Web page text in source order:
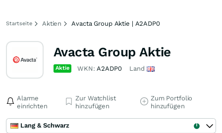
Startseite Aktien Avacta Group Aktie | A2ADP0
Avacta Group Aktie
Aktie WKN:A2ADP0 Land
Alarme
einrichten
Zur Watchlist
hinzufügen
Zum Portfolio
hinzufügen
Lang & Schwarz